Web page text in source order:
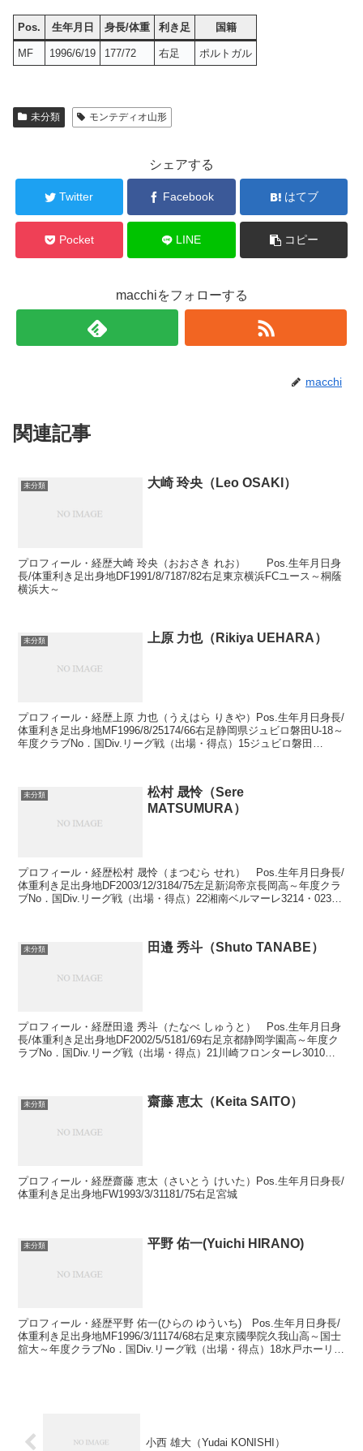
Pos. 生年月日 身長/体重 利き足 国籍
MF 1996/6/19 177/72 右足 ポルトガル
未分類 モンテディオ山形
シェアする
Twitter Facebook はてブ
Pocket LINE コピー
macchiをフォローする
macchi
関連記事
未分類 大崎 玲央（Leo OSAKI）
プロフィール・経歴大崎 玲央（おおさき れお） Pos.生年月日身
長/体重利き足出身地DF1991/8/7187/82右足東京横浜FCユース～桐蔭
横浜大～
未分類 上原 力也（Rikiya UEHARA）
プロフィール・経歴上原 力也（うえはら りきや）Pos.生年月日身長/
体重利き足出身地MF1996/8/25174/66右足静岡県ジュビロ磐田U-18～
年度クラブNo．国Div.リーグ戦（出場・得点）15ジュビロ磐田
未分類
松村 晟怜（Sere
MATSUMURA）
プロフィール・経歴松村 晟怜（まつむら せれ） Pos.生年月日身長/
体重利き足出身地DF2003/12/3184/75左足新潟帝京長岡高～年度クラ
ブNo．国Div.リーグ戦（出場・得点）22湘南ベルマーレ3214・023湘
未分類 田邉 秀斗（Shuto TANABE）
プロフィール・経歴田邉 秀斗（たなべ しゅうと） Pos.生年月日身
長/体重利き足出身地DF2002/5/5181/69右足京都静岡学園高～年度ク
ラブNo．国Div.リーグ戦（出場・得点）21川崎フロンターレ3010・
未分類 齋藤 恵太（Keita SAITO）
プロフィール・経歴齋藤 恵太（さいとう けいた）Pos.生年月日身長/
体重利き足出身地FW1993/3/31181/75右足宮城
未分類 平野 佑一(Yuichi HIRANO)
プロフィール・経歴平野 佑一(ひらの ゆういち) Pos.生年月日身長/
体重利き足出身地MF1996/3/11174/68右足東京國學院久我山高～国士
舘大～年度クラブNo．国Div.リーグ戦（出場・得点）18水戸ホーリー
小西 雄大（Yudai KONISHI）